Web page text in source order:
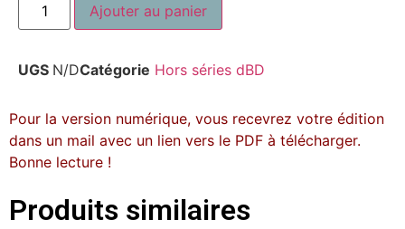
Ajouter au panier
UGS N/DCatégorie Hors séries dBD
Pour la version numérique, vous recevrez votre édition
dans un mail avec un lien vers le PDF à télécharger.
Bonne lecture !
Produits similaires